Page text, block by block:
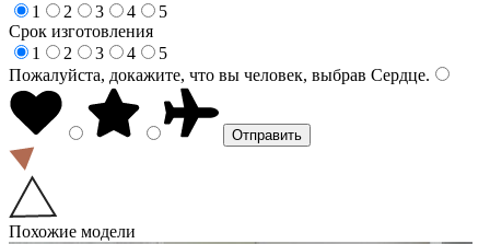
1
2 3 4
5
Срок изготовления
1
2 3 4
5
Пожалуйста, докажите, что вы человек, выбрав Сердце.
Похожие модели